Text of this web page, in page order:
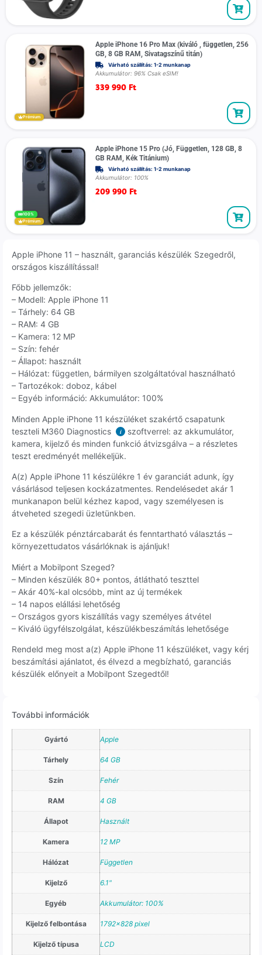
Prémium
Apple iPhone 16 Pro Max (kiváló , független, 256
GB, 8 GB RAM, Sivatagszínű titán)
Várható szállítás: 1-2 munkanap
Akkumulátor: 96% Csak eSIM!
339 990 Ft
100%
Prémium
Apple iPhone 15 Pro (Jó, Független, 128 GB, 8
GB RAM, Kék Titánium)
Várható szállítás: 1-2 munkanap
Akkumulátor: 100%
209 990 Ft
Apple iPhone 11 – használt, garanciás készülék Szegedről,
országos kiszállítással!
Főbb jellemzők:
– Modell: Apple iPhone 11
– Tárhely: 64 GB
– RAM: 4 GB
– Kamera: 12 MP
– Szín: fehér
– Állapot: használt
– Hálózat: független, bármilyen szolgáltatóval használható
– Tartozékok: doboz, kábel
– Egyéb információ: Akkumulátor: 100%
Minden Apple iPhone 11 készüléket szakértő csapatunk
teszteli M360 Diagnostics
i
szoftverrel: az akkumulátor,
kamera, kijelző és minden funkció átvizsgálva – a részletes
teszt eredményét mellékeljük.
A(z) Apple iPhone 11 készülékre 1 év garanciát adunk, így
vásárlásod teljesen kockázatmentes. Rendelésedet akár 1
munkanapon belül kézhez kapod, vagy személyesen is
átveheted szegedi üzletünkben.
Ez a készülék pénztárcabarát és fenntartható választás –
környezettudatos vásárlóknak is ajánljuk!
Miért a Mobilpont Szeged?
– Minden készülék 80+ pontos, átlátható teszttel
– Akár 40%-kal olcsóbb, mint az új termékek
– 14 napos elállási lehetőség
– Országos gyors kiszállítás vagy személyes átvétel
– Kiváló ügyfélszolgálat, készülékbeszámítás lehetősége
Rendeld meg most a(z) Apple iPhone 11 készüléket, vagy kérj
beszámítási ajánlatot, és élvezd a megbízható, garanciás
készülék előnyeit a Mobilpont Szegedtől!
További információk
Gyártó Apple
Tárhely 64 GB
Szín Fehér
RAM 4 GB
Állapot Használt
Kamera 12 MP
Hálózat Független
Kijelző 6.1"
Egyéb Akkumulátor: 100%
Kijelző felbontása 1792×828 pixel
Kijelző típusa LCD